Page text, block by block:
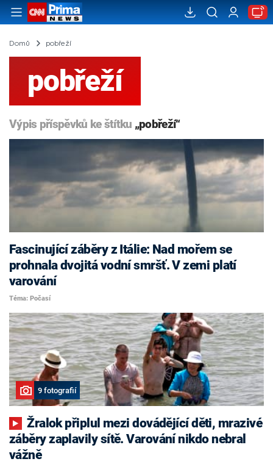
Domů pobřeží
pobřeží
Výpis příspěvků ke štítku „pobřeží“
Fascinující záběry z Itálie: Nad mořem se
prohnala dvojitá vodní smršť. V zemi platí
varování
Téma: Počasí
9 fotografií
Žralok připlul mezi dovádějící děti, mrazivé
záběry zaplavily sítě. Varování nikdo nebral
vážně